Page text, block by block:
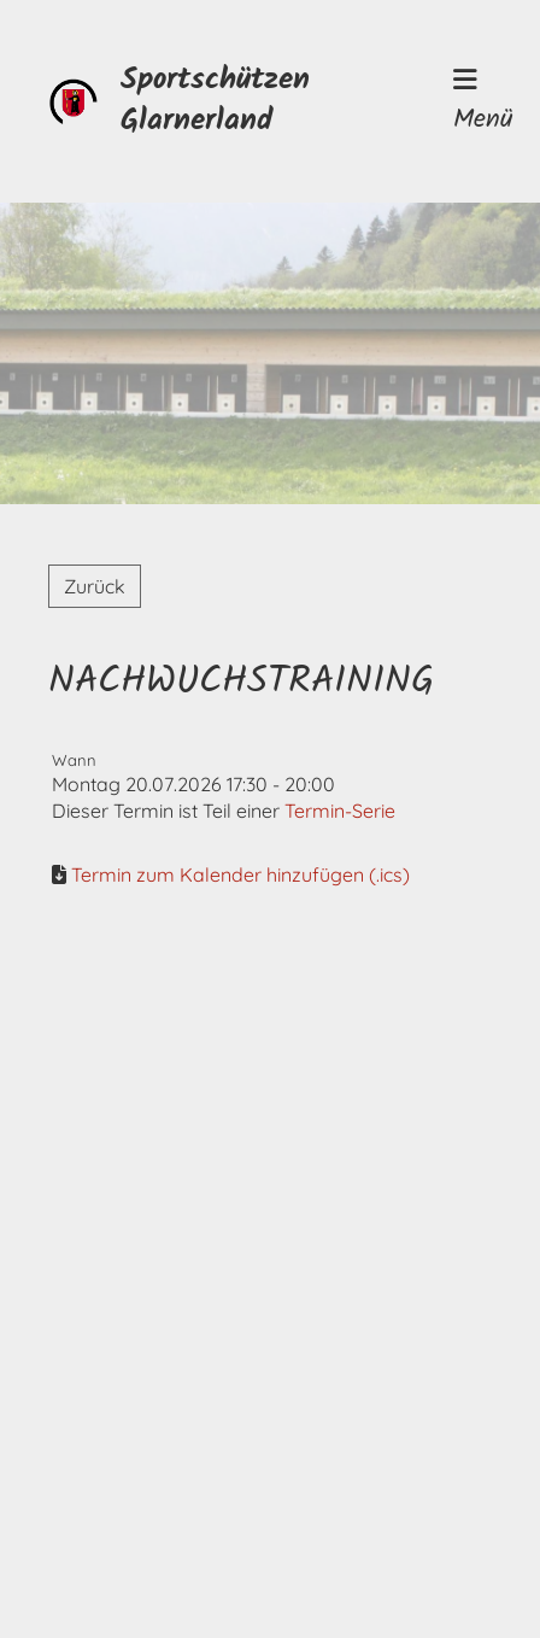
Sportschützen
Glarnerland
Menü
Zurück
NACHWUCHSTRAINING
Wann
Montag 20.07.2026 17:30 - 20:00
Dieser Termin ist Teil einer Termin-Serie
Termin zum Kalender hinzufügen (.ics)